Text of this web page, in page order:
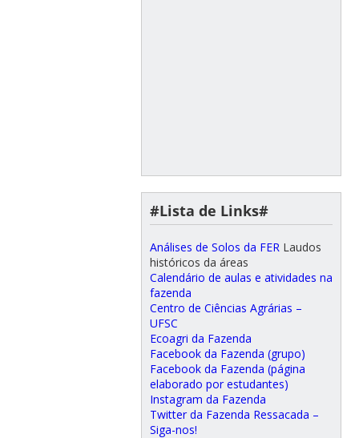
#Lista de Links#
Análises de Solos da FER Laudos
históricos da áreas
Calendário de aulas e atividades na
fazenda
Centro de Ciências Agrárias –
UFSC
Ecoagri da Fazenda
Facebook da Fazenda (grupo)
Facebook da Fazenda (página
elaborado por estudantes)
Instagram da Fazenda
Twitter da Fazenda Ressacada –
Siga-nos!